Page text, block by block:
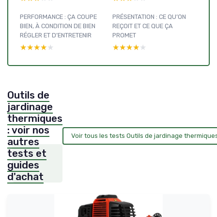
PERFORMANCE : ÇA COUPE
BIEN, À CONDITION DE BIEN
RÉGLER ET D’ENTRETENIR
★★★★★
★★★★★
PRÉSENTATION : CE QU’ON
REÇOIT ET CE QUE ÇA
PROMET
★★★★★
★★★★★
Outils de
jardinage
thermiques
: voir nos
autres
tests et
guides
d'achat
Voir tous les tests Outils de jardinage